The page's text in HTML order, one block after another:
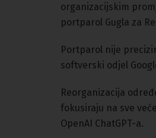
organizacijskim
portparol Gugla za
Portparol nije
softverski odjel
Reorganizacija
fokusiraju na sve
OpenAI ChatGPT-a.